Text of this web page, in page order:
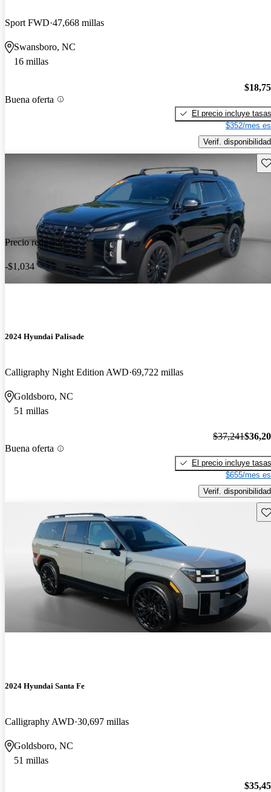
Sport FWD 47,668 millas
Swansboro, NC
16 millas
Buena oferta
El precio incluye tasas
$352/mes
Verif. disponibilidad
Precio reducido
-$1,034
2024 Hyundai Palisade
Calligraphy Night Edition AWD 69,722 millas
Goldsboro, NC
51 millas
Buena oferta
$37,241
El precio incluye tasas
$655/mes
Verif. disponibilidad
2024 Hyundai Santa Fe
Calligraphy AWD 30,697 millas
Goldsboro, NC
51 millas